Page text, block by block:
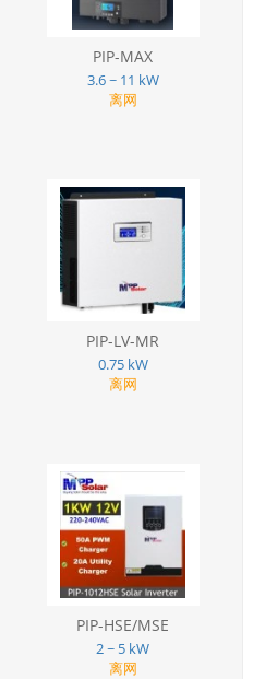
PIP-MAX
3.6 ~ 11 kW
离网
PIP-LV-MR
0.75 kW
离网
PIP-HSE/MSE
2 ~ 5 kW
离网